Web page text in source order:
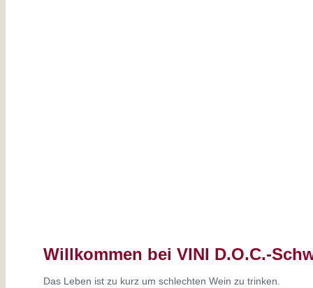
Willkommen bei VINI D.O.C.-
Das Leben ist zu kurz um schlechten Wein zu trinken.